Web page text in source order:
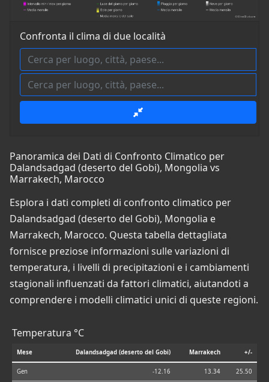
Confronta il clima di due località
Panoramica dei Dati di Confronto Climatico per
Dalandsadgad (deserto del Gobi), Mongolia vs
Marrakech, Marocco
Esplora i dati completi di confronto climatico per
Dalandsadgad (deserto del Gobi), Mongolia e
Marrakech, Marocco. Questa tabella dettagliata
fornisce preziose informazioni sulle variazioni di
temperatura, i livelli di precipitazioni e i cambiamenti
stagionali influenzati da fattori climatici, aiutandoti a
comprendere i modelli climatici unici di queste regioni.
Temperatura °C
Mese Dalandsadgad (deserto del Gobi) Marrakech +/-
Gen -12.16 13.34 25.50